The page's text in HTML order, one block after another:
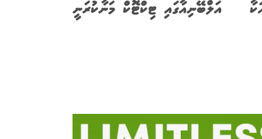
އަލްބޭނިއާގައި ޓިކްޓޮކް މަނާކުރަނީ